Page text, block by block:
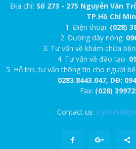
Địa chỉ: Số 273 - 275 Nguyễn Văn
TP.Hồ Chí
1. Điện thoại: (028)
2. Đường dây nóng:
3. Tư vấn về khám chữa
4. Tư vấn về đào tạo:
5. Hỗ trợ, tư vấn thông tin cho người
0283.8443.047, DĐ:
Fax: (028)
Contact us: